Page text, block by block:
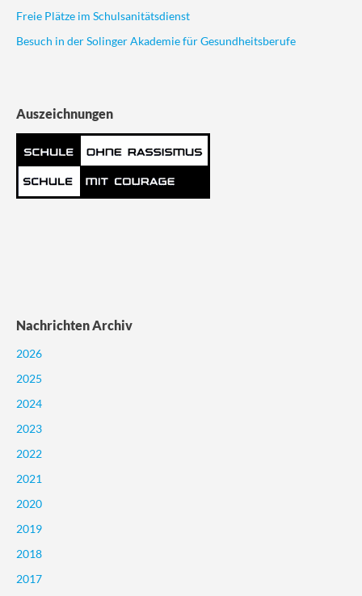
Freie Plätze im Schulsanitätsdienst
Besuch in der Solinger Akademie für Gesundheitsberufe
Auszeichnungen
Nachrichten Archiv
2026
2025
2024
2023
2022
2021
2020
2019
2018
2017